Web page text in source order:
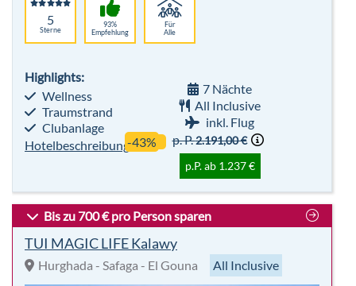
Hotelbeschreibung
p. P.
Bis zu 700 € pro Person sparen
TUI MAGIC LIFE Kalawy
Hurghada - Safaga - El Gouna All Inclusive